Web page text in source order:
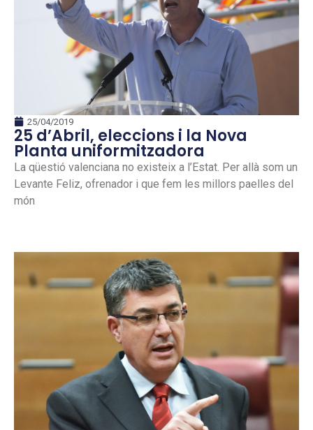
25/04/2019
25 d’Abril, eleccions i la Nova
Planta uniformitzadora
La qüestió valenciana no existeix a l’Estat. Per allà som un
Levante Feliz, ofrenador i que fem les millors paelles del
món